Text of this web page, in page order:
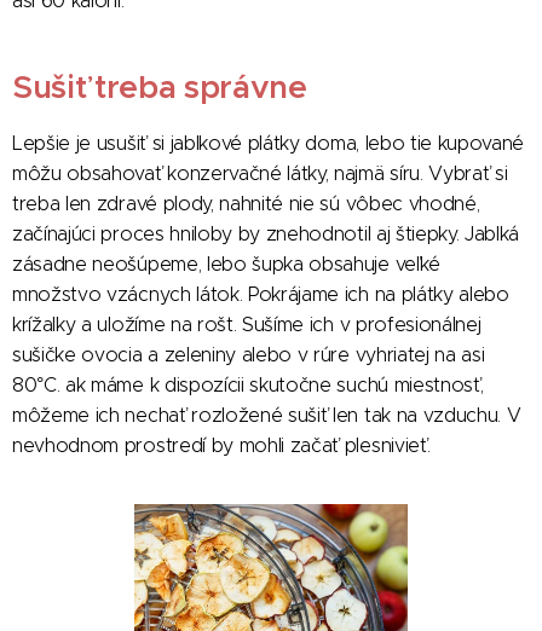
Sušiť treba správne
Lepšie je usušiť si jablkové plátky doma, lebo tie kupované
môžu obsahovať konzervačné látky, najmä síru. Vybrať si
treba len zdravé plody, nahnité nie sú vôbec vhodné,
začínajúci proces hniloby by znehodnotil aj štiepky. Jablká
zásadne neošúpeme, lebo šupka obsahuje veľké
množstvo vzácnych látok. Pokrájame ich na plátky alebo
krížalky a uložíme na rošt. Sušíme ich v profesionálnej
sušičke ovocia a zeleniny alebo v rúre vyhriatej na asi
80°C. ak máme k dispozícii skutočne suchú miestnosť,
môžeme ich nechať rozložené sušiť len tak na vzduchu. V
nevhodnom prostredí by mohli začať plesnivieť.